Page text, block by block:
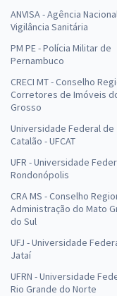
ANVISA - Agência
Vigilância Sanitária
PM PE - Polícia Militar de
Pernambuco
CRECI MT - Conselho
Corretores de Imóveis
Grosso
Universidade Federal de
Catalão - UFCAT
UFR - Universidade
Rondonópolis
CRA MS - Conselho
Administração do Mato
do Sul
UFJ - Universidade
Jataí
UFRN - Universidade
Rio Grande do Norte